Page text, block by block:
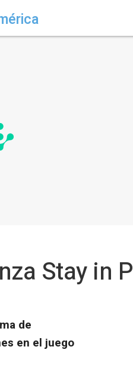
Stay in
de
en el juego